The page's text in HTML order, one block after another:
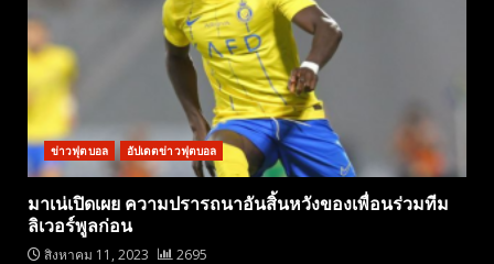
ข่าวฟุตบอล อัปเดตข่าวฟุตบอล
มาเน่เปิดเผย ความปรารถนาอันสิ้นหวังของเพื่อนร่วมทีม
ลิเวอร์พูลก่อน
สิงหาคม 11, 2023 2695